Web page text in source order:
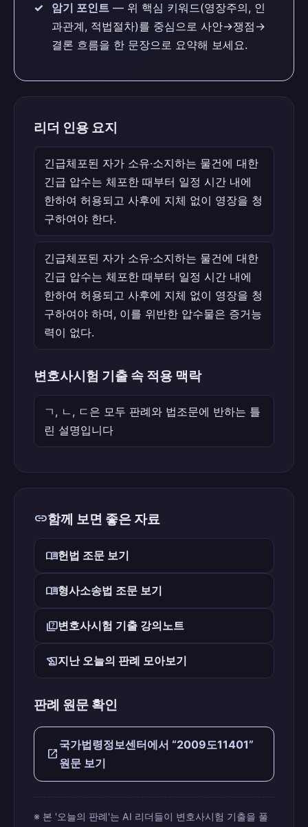
암기 포인트 — 위 핵심 키워드(영장주의, 인
과관계, 적법절차)를 중심으로 사안→쟁점→
결론 흐름을 한 문장으로 요약해 보세요.
리더 인용 요지
긴급체포된 자가 소유·소지하는 물건에 대한
긴급 압수는 체포한 때부터 일정 시간 내에
한하여 허용되고 사후에 지체 없이 영장을 청
구하여야 한다.
긴급체포된 자가 소유·소지하는 물건에 대한
긴급 압수는 체포한 때부터 일정 시간 내에
한하여 허용되고 사후에 지체 없이 영장을 청
구하여야 하며, 이를 위반한 압수물은 증거능
력이 없다.
변호사시험 기출 속 적용 맥락
ㄱ, ㄴ, ㄷ은 모두 판례와 법조문에 반하는 틀
린 설명입니다
link함께 보면 좋은 자료
menu_book헌법 조문 보기
menu_book형사소송법 조문 보기
quiz변호사시험 기출 강의노트
history_edu지난 오늘의 판례 모아보기
판례 원문 확인
open_in_new
국가법령정보센터에서 “2009도11401”
원문 보기
※ 본 '오늘의 판례'는 AI 리더들이 변호사시험 기출을 풀